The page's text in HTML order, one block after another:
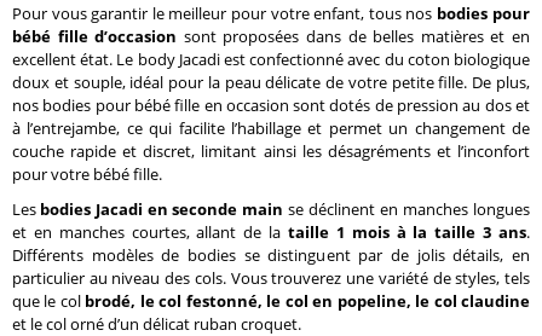
Pour vous garantir le meilleur pour votre enfant, tous nos bodies pour
bébé fille d’occasion sont proposées dans de belles matières et en
excellent état. Le body Jacadi est confectionné avec du coton biologique
doux et souple, idéal pour la peau délicate de votre petite fille. De plus,
nos bodies pour bébé fille en occasion sont dotés de pression au dos et
à l’entrejambe, ce qui facilite l’habillage et permet un changement de
couche rapide et discret, limitant ainsi les désagréments et l’inconfort
pour votre bébé fille.
Les bodies Jacadi en seconde main se déclinent en manches longues
et en manches courtes, allant de la taille 1 mois à la taille 3 ans.
Différents modèles de bodies se distinguent par de jolis détails, en
particulier au niveau des cols. Vous trouverez une variété de styles, tels
que le col brodé, le col festonné, le col en popeline, le col claudine
et le col orné d’un délicat ruban croquet.